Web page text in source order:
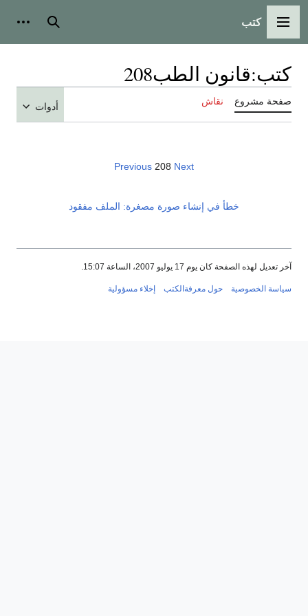
القائمة الرئيسية
كتب بحث
كتب:قانون الطب208
صفحة مشروع نقاش أدوات
Previous 208 Next
خطأ في إنشاء صورة مصغرة: الملف مفقود
آخر تعديل لهذه الصفحة كان يوم 17 يوليو 2007، الساعة 15:07.
سياسة الخصوصية حول معرفةالكتب إخلاء مسؤولية